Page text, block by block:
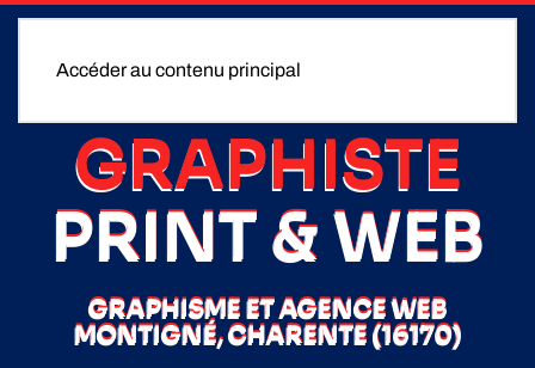
Accéder au contenu principal
GRAPHISTE
PRINT & WEB
GRAPHISME ET AGENCE WEB
MONTIGNÉ, CHARENTE (16170)